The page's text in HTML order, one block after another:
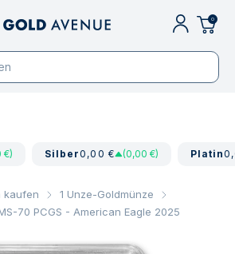
0
€) Silber0,00 € (0,00 €) Platin
kaufen
1 Unze-Goldmünze
70 PCGS - American Eagle 2025